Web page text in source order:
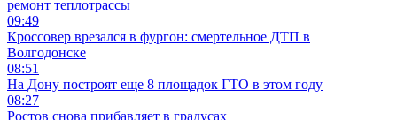
ремонт теплотрассы
09:49
Кроссовер врезался в фургон: смертельное ДТП в
Волгодонске
08:51
На Дону построят еще 8 площадок ГТО в этом году
08:27
Ростов снова прибавляет в градусах